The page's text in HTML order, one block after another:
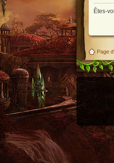
Êtes-
Page
Utilisez l'adresse suivante pour accéder au